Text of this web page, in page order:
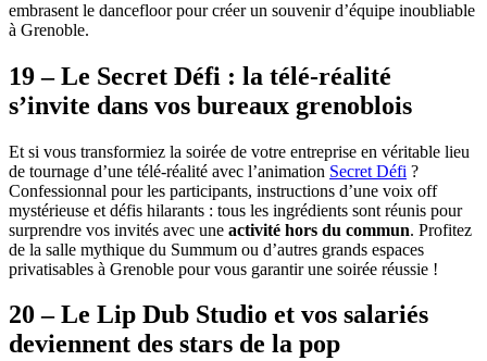
embrasent le dancefloor pour créer un souvenir d’équipe inoubliable
à Grenoble.
19 – Le Secret Défi : la télé-réalité
s’invite dans vos bureaux grenoblois
Et si vous transformiez la soirée de votre entreprise en véritable lieu
de tournage d’une télé-réalité avec l’animation Secret Défi ?
Confessionnal pour les participants, instructions d’une voix off
mystérieuse et défis hilarants : tous les ingrédients sont réunis pour
surprendre vos invités avec une activité hors du commun. Profitez
de la salle mythique du Summum ou d’autres grands espaces
privatisables à Grenoble pour vous garantir une soirée réussie !
20 – Le Lip Dub Studio et vos salariés
deviennent des stars de la pop